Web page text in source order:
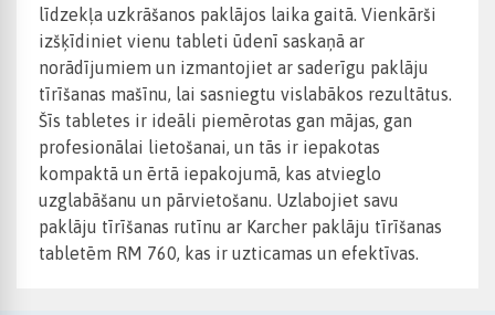
līdzekļa uzkrāšanos paklājos laika gaitā. Vienkārši
izšķīdiniet vienu tableti ūdenī saskaņā ar
norādījumiem un izmantojiet ar saderīgu paklāju
tīrīšanas mašīnu, lai sasniegtu vislabākos rezultātus.
Šīs tabletes ir ideāli piemērotas gan mājas, gan
profesionālai lietošanai, un tās ir iepakotas
kompaktā un ērtā iepakojumā, kas atvieglo
uzglabāšanu un pārvietošanu. Uzlabojiet savu
paklāju tīrīšanas rutīnu ar Karcher paklāju tīrīšanas
tabletēm RM 760, kas ir uzticamas un efektīvas.